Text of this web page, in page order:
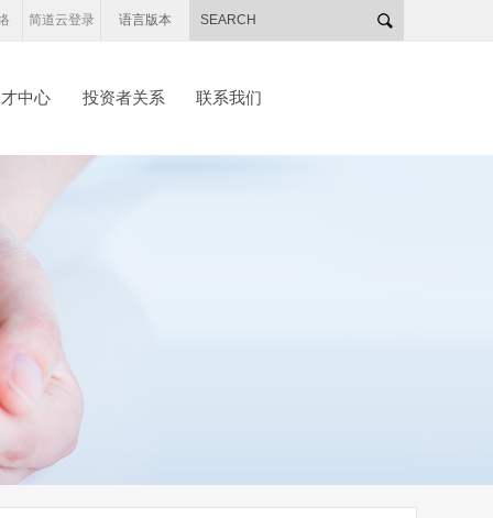
语言版本
简道云登录
中心 投资者关系 联系我们